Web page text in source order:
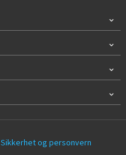
Sikkerhet og personvern